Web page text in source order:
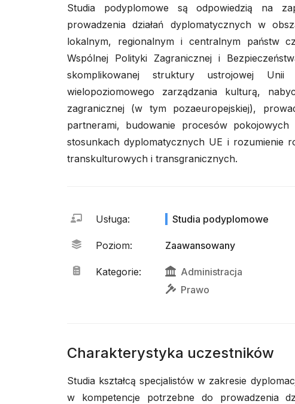
Studia podyplomowe są odpowiedzią na
prowadzenia działań dyplomatycznych w
lokalnym, regionalnym i centralnym państw
Wspólnej Polityki Zagranicznej i
skomplikowanej struktury ustrojowej
wielopoziomowego zarządzania kulturą,
zagranicznej (w tym pozaeuropejskiej),
partnerami, budowanie procesów
stosunkach dyplomatycznych UE i rozumienie
transkulturowych i transgranicznych.
Usługa: Studia podyplomowe
Poziom: Zaawansowany
Kategorie:
Administracja
Prawo
Charakterystyka uczestników
Studia kształcą specjalistów w zakresie
w kompetencje potrzebne do prowadzenia